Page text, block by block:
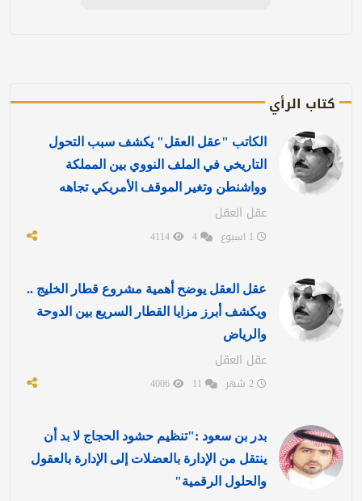
كتاب الرأي
الكاتب "عقل العقل" يكشف سبب التحول
التاريخي في الملف النووي بين المملكة
وواشنطن وتغير الموقف الأمريكي تجاهه
عقل العقل
عقل العقل يوضح أهمية مشروع قطار الخليج ..
ويكشف أبرز مزايا القطار السريع بين الدوحة
والرياض
عقل العقل
بدر بن سعود :"تنظيم حشود الحجاج لا بد أن
ينتقل من الإدارة بالعضلات إلى الإدارة بالعقول
والحلول الرقمية"